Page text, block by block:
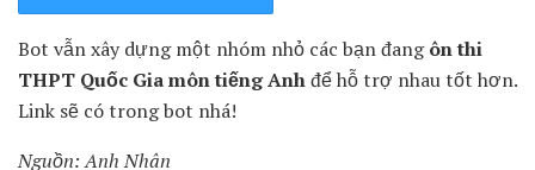
Bot vẫn xây dựng một nhóm nhỏ các bạn đangôn thi
THPT Quốc Gia môn tiếng Anhđể hỗ trợ nhau tốt hơn.
Link sẽ có trong bot nhá!
Nguồn: Anh Nhân